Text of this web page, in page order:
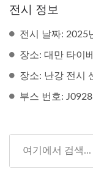
전시 정보
전시 날짜: 2025
장소: 대만 타이
장소: 난강 전시
부스 번호: J0928